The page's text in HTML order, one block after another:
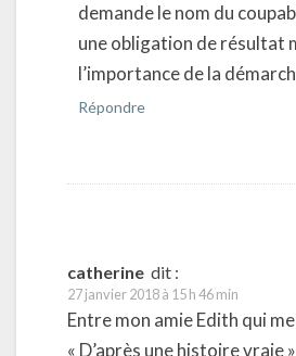
demande le nom du
une obligation de résultat
l’importance de la
Répondre
catherine dit :
27 janvier 2018 à 15 h 46 min
Entre mon amie Edith qui
« D’après une histoire vraie